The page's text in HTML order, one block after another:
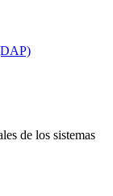
de los sistemas